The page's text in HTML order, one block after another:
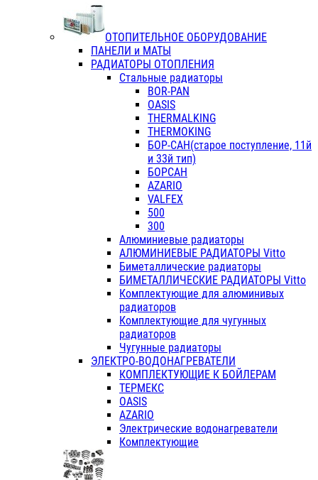
ОТОПИТЕЛЬНОЕ ОБОРУДОВАНИЕ
ПАНЕЛИ и МАТЫ
РАДИАТОРЫ ОТОПЛЕНИЯ
Стальные радиаторы
BOR-PAN
OASIS
THERMALKING
THERMOKING
БОР-САН(старое поступление, 11й
и 33й тип)
БОРСАН
AZARIO
VALFEX
500
300
Алюминиевые радиаторы
АЛЮМИНИЕВЫЕ РАДИАТОРЫ Vitto
Биметаллические радиаторы
БИМЕТАЛЛИЧЕСКИЕ РАДИАТОРЫ Vitto
Комплектующие для алюминивых
радиаторов
Комплектующие для чугунных
радиаторов
Чугунные радиаторы
ЭЛЕКТРО-ВОДОНАГРЕВАТЕЛИ
КОМПЛЕКТУЮЩИЕ К БОЙЛЕРАМ
ТЕРМЕКС
OASIS
AZARIO
Электрические водонагреватели
Комплектующие